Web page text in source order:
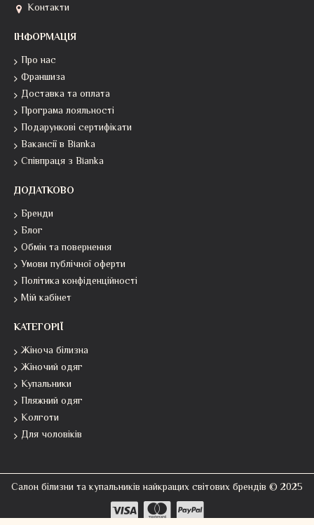
Контакти
ІНФОРМАЦІЯ
Про нас
Франшиза
Доставка та оплата
Програма лояльності
Подарункові сертифікати
Вакансії в Bianka
Співпраця з Bianka
ДОДАТКОВО
Бренди
Блог
Обмін та повернення
Умови публічної оферти
Політика конфіденційності
Мій кабінет
КАТЕГОРІЇ
Жіноча білизна
Жіночий одяг
Купальники
Пляжний одяг
Колготи
Для чоловіків
Салон білизни та купальників найкращих світових брендів © 2025